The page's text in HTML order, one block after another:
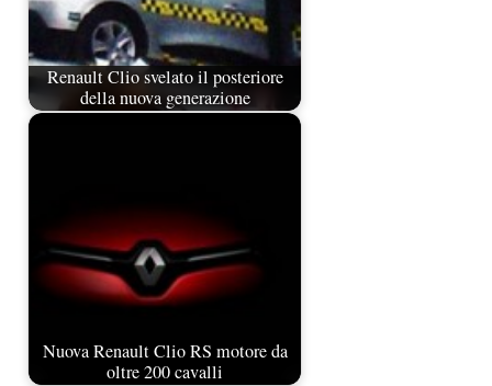
Renault Clio svelato il posteriore
della nuova generazione
Nuova Renault Clio RS motore da
oltre 200 cavalli